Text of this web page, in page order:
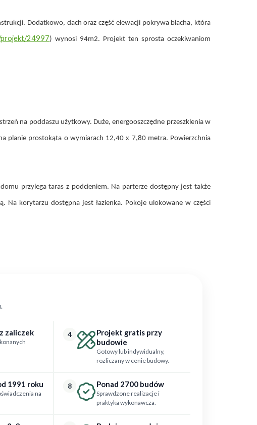
Dodatkowo, dach oraz część elewacji pokrywa blacha, która
projekt/24997) wynosi 94m2. Projekt ten sprosta oczekiwaniom
na poddaszu użytkowy. Duże, energooszczędne przeszklenia w
planie prostokąta o wymiarach 12,40 x 7,80 metra. Powierzchnia
przylega taras z podcieniem. Na parterze dostępny jest także
Na korytarzu dostępna jest łazienka. Pokoje ulokowane w części
zaliczek 4
Projekt gratis przy
budowie
Gotowy lub indywidualny,
rozliczany w cenie budowy.
1991 roku
na
8 Ponad 2700 budów
Sprawdzone realizacje i
praktyka wykonawcza.